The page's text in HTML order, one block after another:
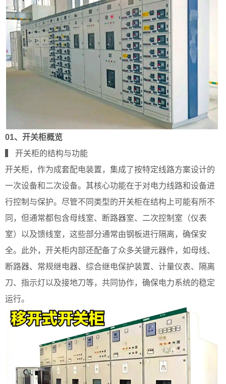
01、 开关柜概览
▍ 开关柜的结构与功能
开关柜，作为成套配电装置，集成了按特定线路方案设计的
一次设备和二次设备。其核心功能在于对电力线路和设备进
行控制与保护。尽管不同类型的开关柜在结构上可能有所不
同，但通常都包含母线室、断路器室、二次控制室（仪表
室）以及馈线室，这些部分通常由钢板进行隔离，确保安
全。此外，开关柜内部还配备了众多关键元器件，如母线、
断路器、常规继电器、综合继电保护装置、计量仪表、隔离
刀、指示灯以及接地刀等，共同协作，确保电力系统的稳定
运行。